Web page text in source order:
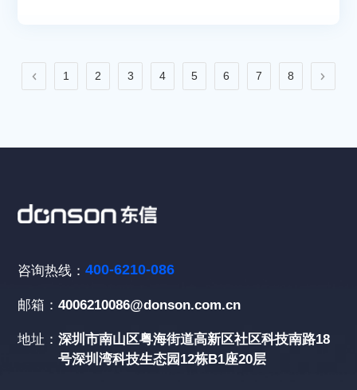
1 2 3 4 5 6 7 8
咨询热线：400-6210-086
邮箱：4006210086@donson.com.cn
地址：深圳市南山区粤海街道高新区社区科技南路18
号深圳湾科技生态园12栋B1座20层